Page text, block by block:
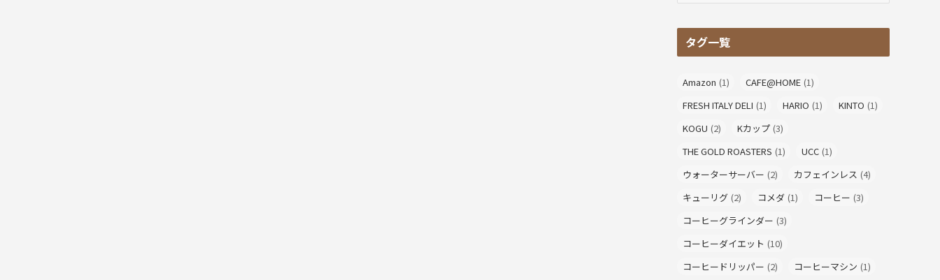
リ
タグ一覧
Amazon (1) CAFE@HOME (1)
FRESH ITALY DELI (1) HARIO (1) KINTO (1)
KOGU (2) Kカップ (3)
THE GOLD ROASTERS (1) UCC (1)
ウォーターサーバー (2) カフェインレス (4)
キューリグ (2) コメダ (1) コーヒー (3)
コーヒーグラインダー (3)
コーヒーダイエット (10)
コーヒードリッパー (2) コーヒーマシン (1)